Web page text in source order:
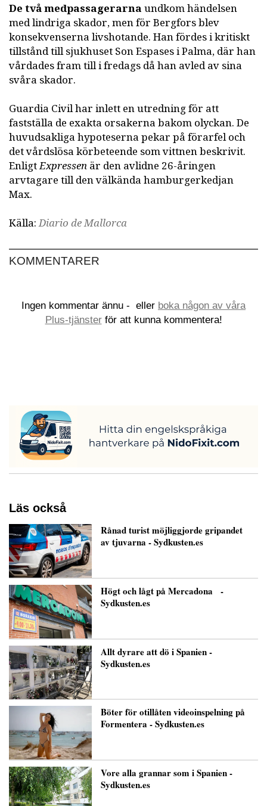
De två medpassagerarna undkom händelsen
med lindriga skador, men för Bergfors blev
konsekvenserna livshotande. Han fördes i kritiskt
tillstånd till sjukhuset Son Espases i Palma, där han
vårdades fram till i fredags då han avled av sina
svåra skador.
Guardia Civil har inlett en utredning för att
fastställa de exakta orsakerna bakom olyckan. De
huvudsakliga hypoteserna pekar på förarfel och
det vårdslösa körbeteende som vittnen beskrivit.
EnligtExpressen är den avlidne 26-åringen
arvtagare till den välkända hamburgerkedjan
Max.
Källa:Diario de Mallorca
KOMMENTARER
Ingen kommentar ännu - eller boka någon av våra
Plus-tjänsterför att kunna kommentera!